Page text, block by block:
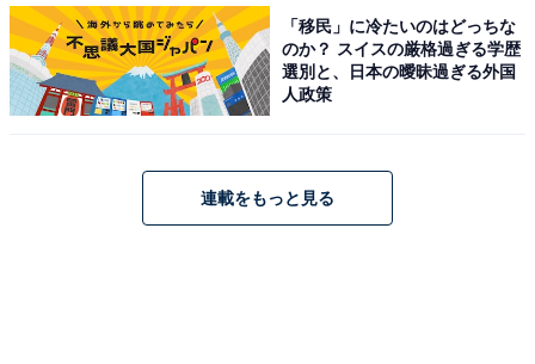
こちらもおすすめ
「移民」に冷たいのはどっちな
のか？ スイスの厳格過ぎる学歴
選別と、日本の曖昧過ぎる外国
人政策
連載をもっと見る